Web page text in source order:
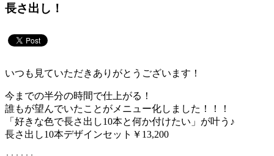
長さ出し！
いつも見ていただきありがとうございます！
今までの半分の時間で仕上がる！
誰もが望んでいたことがメニュー化しました！！！
「好きな色で長さ出し10本と何か付けたい」が叶う♪
長さ出し10本デザインセット￥13,200